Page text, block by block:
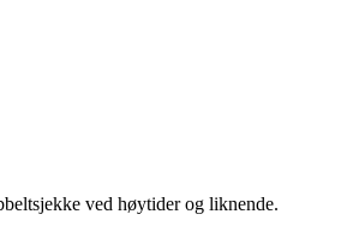
ved høytider og liknende.